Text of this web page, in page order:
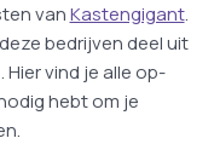
vanKastengigant.
bedrijven deel uit
vind je alle op-
hebt om je